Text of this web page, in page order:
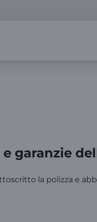
garanzie
la polizza e